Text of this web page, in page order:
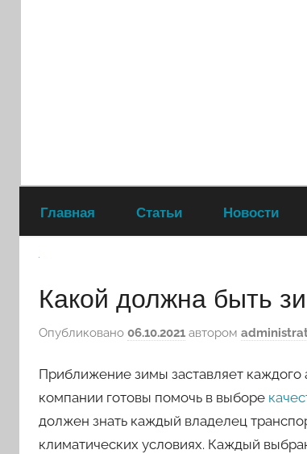
Главная Статьи Новости
Какой должна быть
Опубликовано 06.10.2021 автором
Приближение зимы заставляет
компании готовы помочь в выборе
должен знать каждый владелец
климатических условиях. Каждый